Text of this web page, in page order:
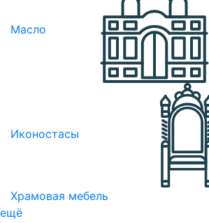
Масло
Иконостасы
Храмовая мебель
ещё